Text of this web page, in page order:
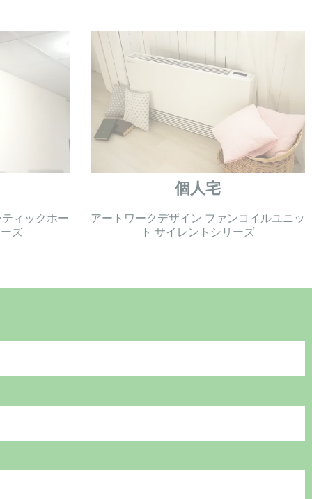
ィックホー
ズ
個人宅
アートワークデザイン ファンコイルユニッ
ト サイレントシリーズ